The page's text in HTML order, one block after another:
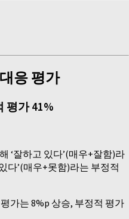
응 평가
평가41%
‘잘하고 있다’(매우+잘함)라
다’(매우+못함)라는 부정적
가는 8%p 상승, 부정적 평가